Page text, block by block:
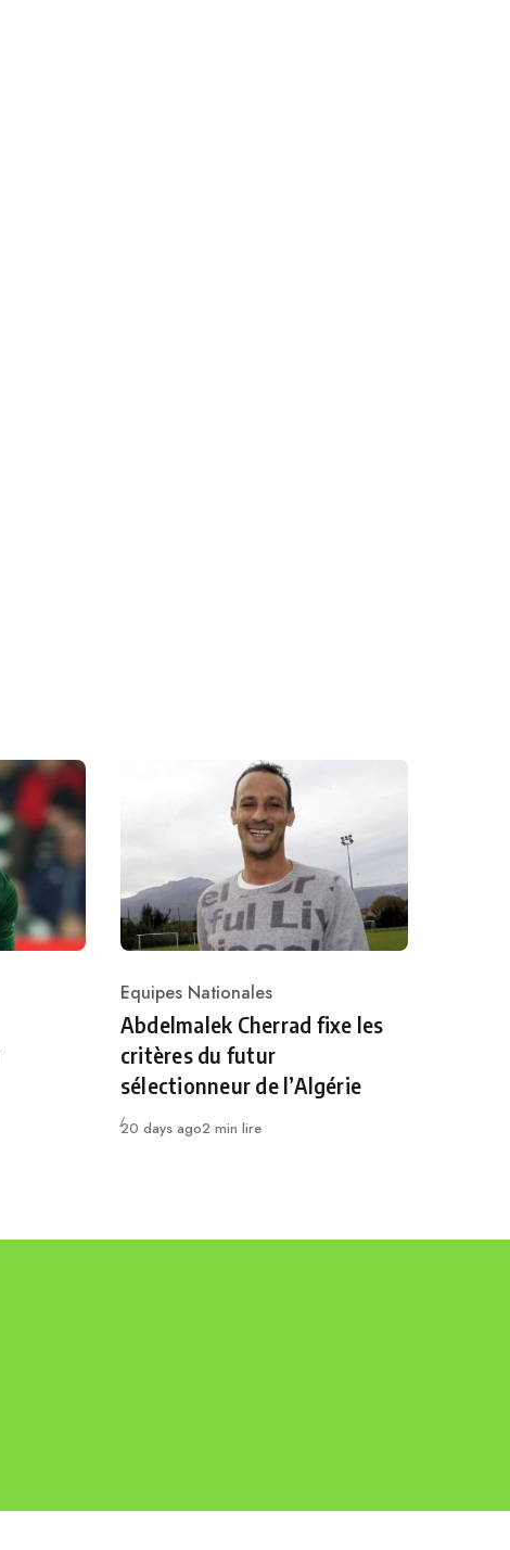
Category
Equipes Nationales
Abdelmalek Cherrad fixe les
critères du futur
sélectionneur de l’Algérie
Publié
20 days ago2 min lire